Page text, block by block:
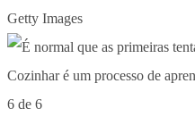
Getty Images
6 de 6